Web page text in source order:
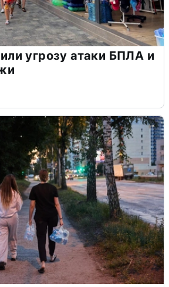
угрозу атаки БПЛА и